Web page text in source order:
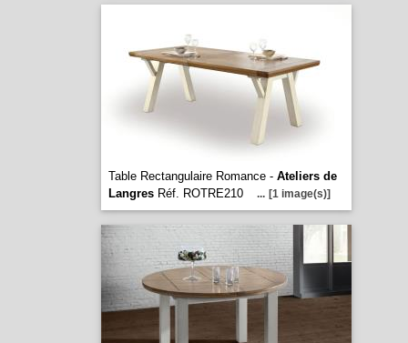
Table Rectangulaire Romance - Ateliers de
LangresRéf. ROTRE210 ... [1 image(s)]